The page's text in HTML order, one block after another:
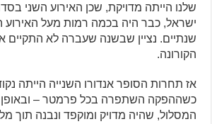
שלנו הייתה מדויקת, שכן האירוע השני
ישראל, כבר היה בכמה רמות מעל האירוע
שנתיים. נציין שבשנה שעברה לא התקיים
הקורונה.
אז תחרות הסופר אנדורו השנייה הייתה
כשההפקה השתפרה בכל פרמטר –
המסלול, שהיה מדויק ומוקפד ונבנה